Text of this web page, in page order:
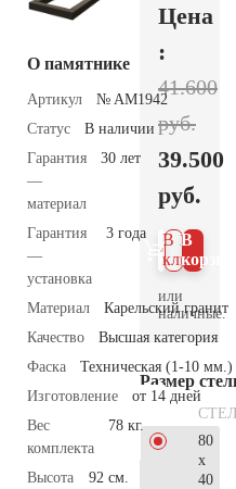
О памятнике
Артикул
№ AM1942
Статус
В наличии
Гарантия
—
материал
30 лет
Гарантия
—
установка
3 года
Материал
Карельский гранит
Качество
Высшая категория
Фаска
Техническая (1-10 мм.)
Изготовление
от 14 дней
Вес
комплекта
78 кг.
Высота
92 см.
Цена
:
41.600
руб.
39.500
руб.
В
В 1
клик
или
наличные.
Размер
80
x
40